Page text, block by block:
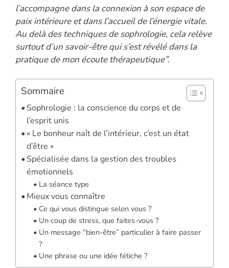
l’accompagne dans la connexion à son espace de
paix intérieure et dans l’accueil de l’énergie vitale.
Au delà des techniques de sophrologie, cela relève
surtout d’un savoir-être qui s’est révélé dans la
pratique de mon écoute thérapeutique”.
Sommaire
Sophrologie : la conscience du corps et de
l’esprit unis
« Le bonheur naît de l’intérieur, c’est un état
d’être »
Spécialisée dans la gestion des troubles
émotionnels
La séance type
Mieux vous connaître
Ce qui vous distingue selon vous ?
Un coup de stress, que faites-vous ?
Un message “bien-être” particulier à faire passer
?
Une phrase ou une idée fétiche ?